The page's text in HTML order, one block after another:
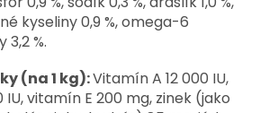
kyseliny 0,9 %, omega-6
%.
(na 1 kg):Vitamín A 12 000 IU,
IU, vitamín E 200 mg, zinek (jako